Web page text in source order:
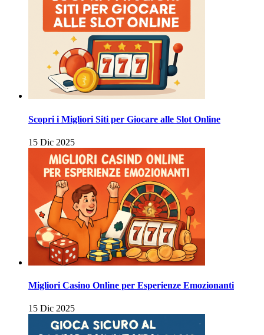
Scopri i Migliori Siti per Giocare alle Slot Online
15 Dic 2025
Migliori Casino Online per Esperienze Emozionanti
15 Dic 2025